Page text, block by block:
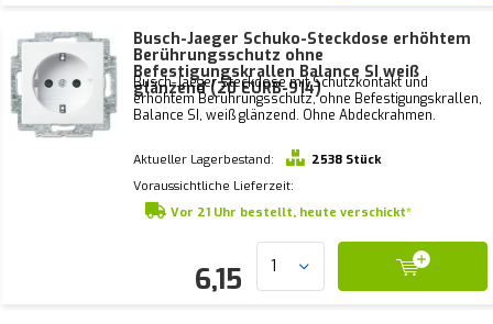
Busch-Jaeger Schuko-Steckdose erhöhtem
Berührungsschutz ohne
Befestigungskrallen Balance SI weiß
glänzend (20 EURB-914)
Busch-Jaeger Steckdose mit Schutzkontakt und
erhöhtem Berührungsschutz, ohne Befestigungskrallen,
Balance SI, weiß glänzend. Ohne Abdeckrahmen.
Aktueller Lagerbestand:
2538 Stück
Voraussichtliche Lieferzeit:
Vor 21 Uhr bestellt, heute verschickt*
6,15